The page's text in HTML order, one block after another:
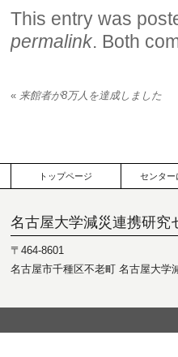
This entry was
permalink. Both
«来館者が8万人を達成しました
トップページ センター
名古屋大学減災連携研究
〒464-8601
名古屋市千種区不老町 名古屋大